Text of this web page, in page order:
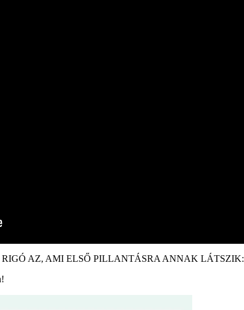
RIGÓ AZ, AMI ELSŐ PILLANTÁSRA ANNAK LÁTSZIK: